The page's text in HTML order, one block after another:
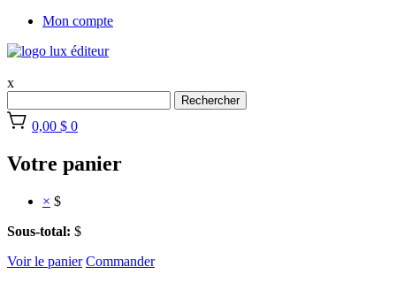
Mon compte
x
Rechercher
0,00 $ 0
Votre panier
× $
Sous-total: $
Voir le panier Commander